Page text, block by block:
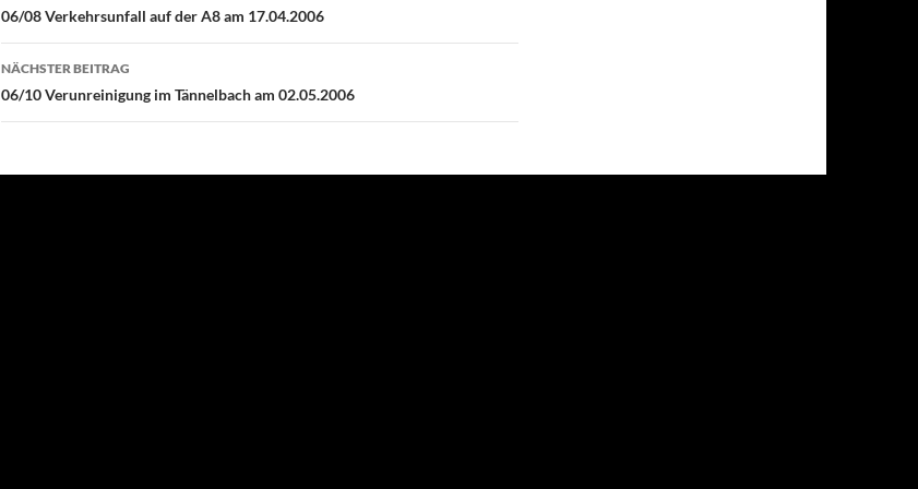
06/08 Verkehrsunfall auf der A8 am 17.04.2006
NÄCHSTER BEITRAG
06/10 Verunreinigung im Tännelbach am 02.05.2006